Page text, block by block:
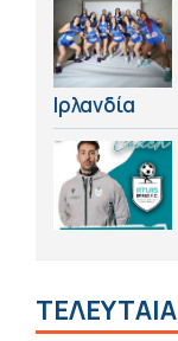
Ιρλανδία